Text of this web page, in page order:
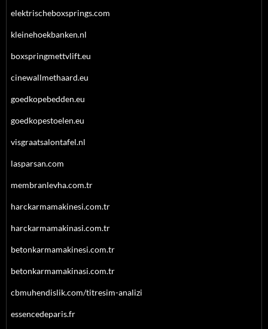
elektrischeboxsprings.com
kleinehoekbanken.nl
boxspringmettvlift.eu
cinewallmethaard.eu
goedkopebedden.eu
goedkopestoelen.eu
visgraatsalontafel.nl
lasparsan.com
membranlevha.com.tr
harckarmamakinesi.com.tr
harckarmamakinasi.com.tr
betonkarmamakinesi.com.tr
betonkarmamakinasi.com.tr
cbmuhendislik.com/titresim-analizi
essencedeparis.fr